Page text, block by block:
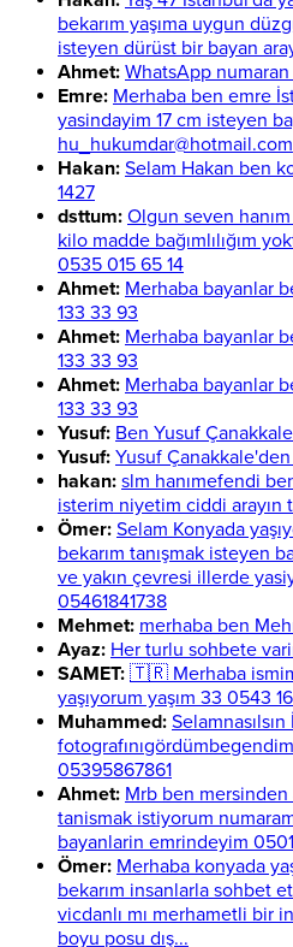
bekarım yaşıma uygun
isteyen dürüst bir bayan
Ahmet: WhatsApp numaran
Emre: Merhaba ben emre
yasindayim 17 cm isteyen
hu_hukumdar@hotmail.com
Hakan: Selam Hakan ben
1427
dsttum: Olgun seven
kilo madde bağımlılığım
0535 015 65 14
Ahmet: Merhaba bayanlar
133 33 93
Ahmet: Merhaba bayanlar
133 33 93
Ahmet: Merhaba bayanlar
133 33 93
Yusuf: Ben Yusuf
Yusuf: Yusuf
hakan: slm hanımefendi
isterim niyetim ciddi arayın
Ömer: Selam Konyada
bekarım tanışmak isteyen
ve yakın çevresi illerde
05461841738
Mehmet: merhaba ben
Ayaz: Her turlu sohbete
SAMET: 🇹🇷 Merhaba
yaşıyorum yaşım 33 0543
Muhammed:
05395867861
Ahmet: Mrb ben
tanismak istiyorum
bayanlarin emrindeyim 0501
Ömer: Merhaba konyada
bekarım insanlarla sohbet
vicdanlı mı merhametli bir
boyu posu dış...